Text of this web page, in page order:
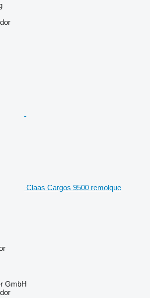
Claas Cargos 9500 remolque
GmbH